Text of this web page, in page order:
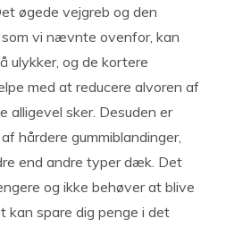
øgede vejgreb og den
vi nævnte ovenfor, kan
ulykker, og de kortere
med at reducere alvoren af
alligevel sker. Desuden er
hårdere gummiblandinger,
end andre typer dæk. Det
og ikke behøver at blive
kan spare dig penge i det